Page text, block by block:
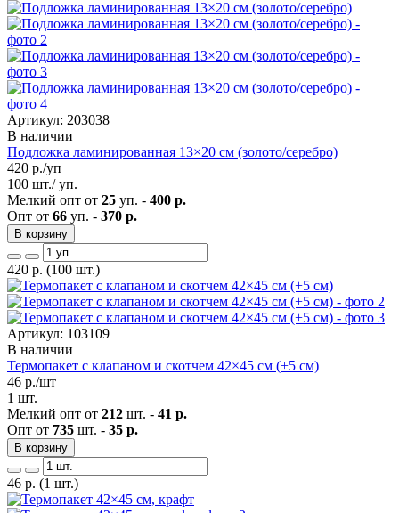
Артикул: 203038
В наличии
Подложка ламинированная 13×20 см (золото/серебро)
420 р./уп
100 шт./ уп.
Мелкий опт от 25 уп. - 400 р.
Опт от 66 уп. - 370 р.
В корзину
420 р. (100 шт.)
Артикул: 103109
В наличии
Термопакет с клапаном и скотчем 42×45 см (+5 см)
46 р./шт
1 шт.
Мелкий опт от 212 шт. - 41 р.
Опт от 735 шт. - 35 р.
В корзину
46 р. (1 шт.)